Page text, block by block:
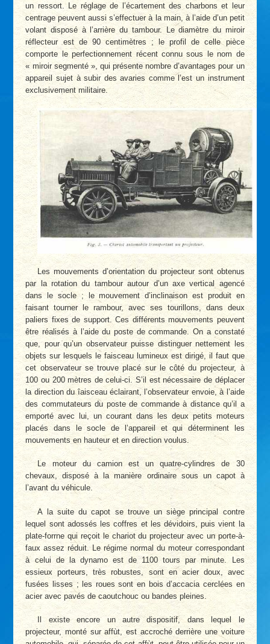
un ressort. Le réglage de l’écartement des charbons et leur
centrage peuvent aussi s’effectuer à la main, à l’aide d’un petit
volant disposé à l’arrière du tambour. Le diamètre du miroir
réflecteur est de 90 centimètres ; le profil de celle pièce
comporte le perfectionnement récent connu sous le nom de
« miroir segmenté », qui présente nombre d’avantages pour un
appareil sujet à subir des avaries comme l’est un instrument
exclusivement militaire.
Les mouvements d’orientation du projecteur sont obtenus
par la rotation du tambour autour d’un axe vertical agencé
dans le socle ; le mouvement d’inclinaison est produit en
faisant tourner le rambour, avec ses tourillons, dans deux
paliers fixes de support. Ces différents mouvements peuvent
être réalisés à l’aide du poste de commande. On a constaté
que, pour qu’un observateur puisse distinguer nettement les
objets sur lesquels le faisceau lumineux est dirigé, il faut que
cet observateur se trouve placé sur le côté du projecteur, à
100 ou 200 mètres de celui-ci. S’il est nécessaire de déplacer
la direction du îaisceau éclairant, l’observateur envoie, à l’aide
des commutateurs du poste de commande à distance qu’il a
emporté avec lui, un courant dans les deux petits moteurs
placés dans le socle de l’appareil et qui déterminent les
mouvements en hauteur et en direction voulus.
Le moteur du camion est un quatre-cylindres de 30
chevaux, disposé à la manière ordinaire sous un capot à
l’avant du véhicule.
A la suite du capot se trouve un siège principal contre
lequel sont adossés les coffres et les dévidoirs, puis vient la
plate-forrne qui reçoit le chariot du projecteur avec un porte-à-
faux assez réduit. Le régime normal du moteur correspondant
à celui de la dynamo est de 1100 tours par minute. Les
essieux porteurs, très robustes, sont en acier doux, avec
fusées lisses ; les roues sont en bois d’accacia cerclées en
acier avec pavés de caoutchouc ou bandes pleines.
Il existe encore un autre dispositif, dans lequel le
projecteur, monté sur affùt, est accroché derrière une voiture